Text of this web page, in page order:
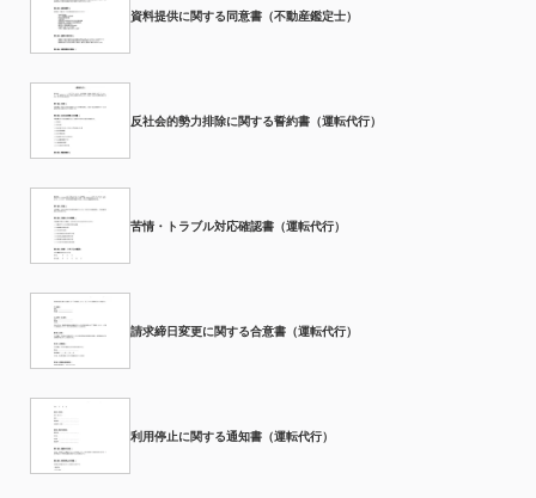
資料提供に関する同意書（不動産鑑定士）
反社会的勢力排除に関する誓約書（運転代行）
苦情・トラブル対応確認書（運転代行）
請求締日変更に関する合意書（運転代行）
利用停止に関する通知書（運転代行）